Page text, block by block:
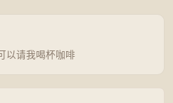
以请我喝杯咖啡